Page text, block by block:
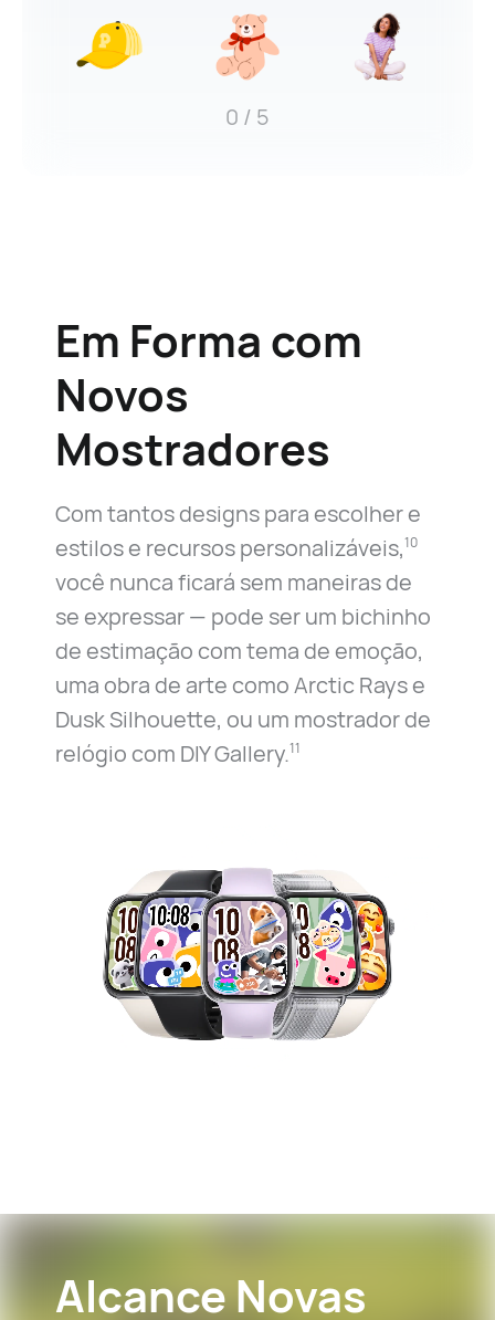
0 / 5
Em Forma com
Novos
Mostradores
Com tantos designs para escolher e
estilos e recursos personalizáveis,10
você nunca ficará sem maneiras de
se expressar — ​​pode ser um bichinho
de estimação com tema de emoção,
uma obra de arte como Arctic Rays e
Dusk Silhouette, ou um mostrador de
relógio com DIY Gallery.11
Alcance Novas